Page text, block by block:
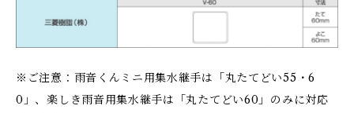
※ご注意：雨音くんミニ用集水継手は「丸たてどい55・6
0」、楽しき雨音用集水継手は「丸たてどい60」のみに対応